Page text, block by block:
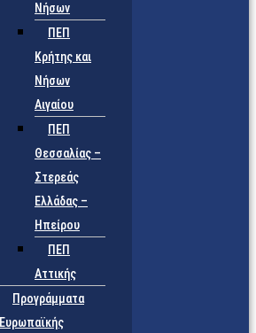
Νήσων
ΠΕΠ
Κρήτης και
Νήσων
Αιγαίου
ΠΕΠ
Θεσσαλίας –
Στερεάς
Ελλάδας –
Ηπείρου
ΠΕΠ
Αττικής
Προγράμματα
Ευρωπαϊκής